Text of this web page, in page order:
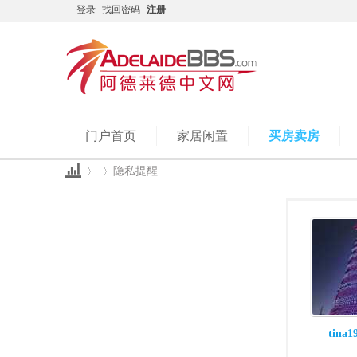
登录 找回密码 注册
门户首页 家居闲置 买房卖房
隐私提醒